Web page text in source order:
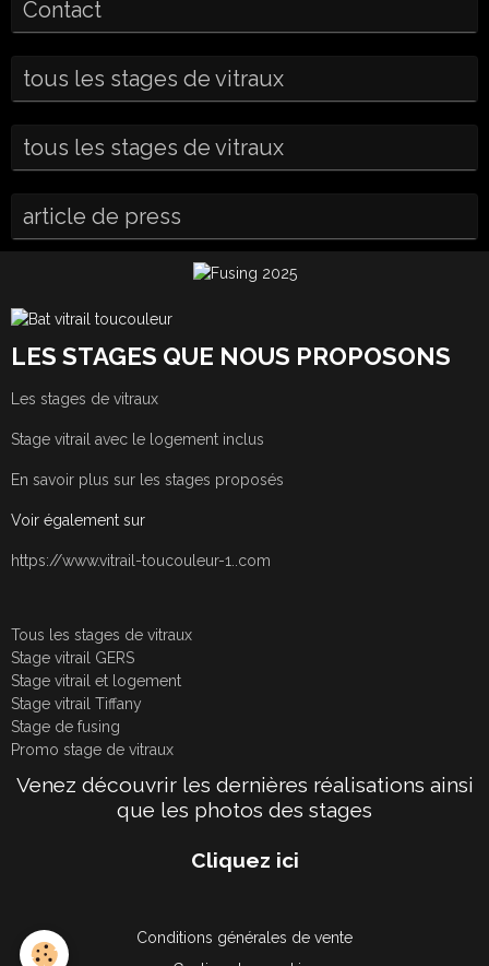
Contact
tous les stages de vitraux
tous les stages de vitraux
article de press
LES STAGES QUE NOUS PROPOSONS
Les stages de vitraux
Stage vitrail avec le logement inclus
En savoir plus sur les stages proposés
Voir également sur
https://www.vitrail-toucouleur-1..com
Tous les stages de vitraux
Stage vitrail GERS
Stage vitrail et logement
Stage vitrail Tiffany
Stage de fusing
Promo stage de vitraux
Venez découvrir les dernières réalisations ainsi
que les photos des stages
Cliquez ici
Conditions générales de vente